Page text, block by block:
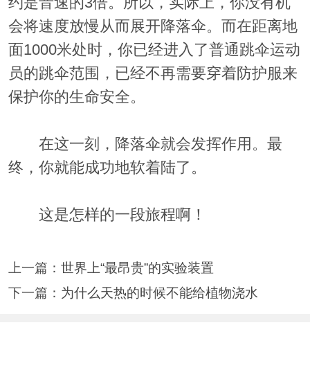
会将速度放慢从而展开降落伞。而在距离地
面1000米处时，你已经进入了普通跳伞运动
员的跳伞范围，已经不再需要穿着防护服来
保护你的生命安全。
在这一刻，降落伞就会发挥作用。最
终，你就能成功地软着陆了。
这是怎样的一段旅程啊！
上一篇： 世界上“最昂贵”的实验装置
下一篇： 为什么天热的时候不能给植物浇水